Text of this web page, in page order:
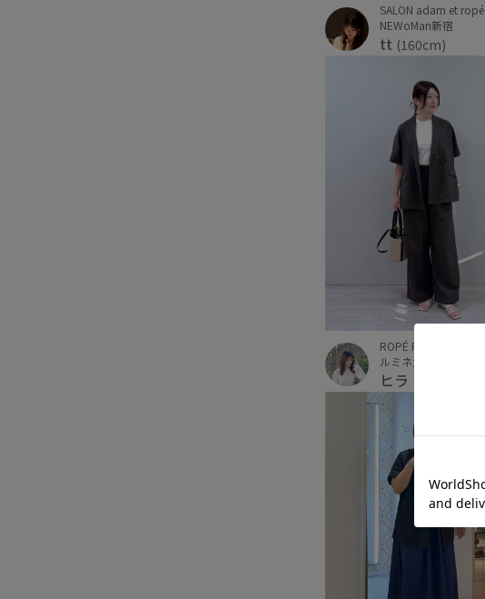
SALON adam et ropé
NEWoMan新宿
tt (160cm)
ROPÉ PICNIC
ルミネ大宮
ヒラ